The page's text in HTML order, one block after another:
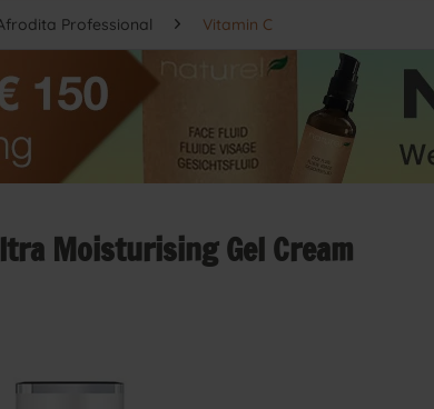
Professional Vitamin C
Moisturising Gel Cream